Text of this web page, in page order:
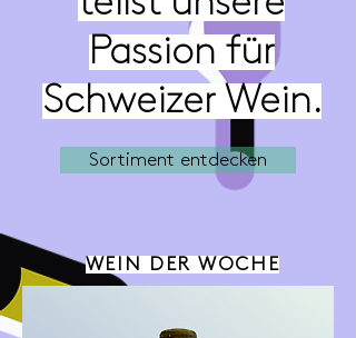
Passion für
Schweizer Wein.
Sortiment entdecken
WEIN DER WOCHE